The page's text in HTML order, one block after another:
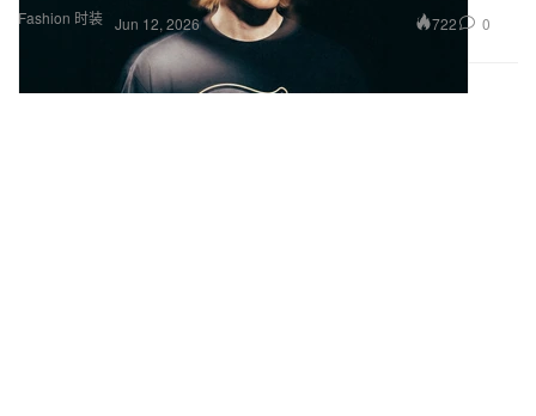
Fashion 时装 Jun 12, 2026 722 0